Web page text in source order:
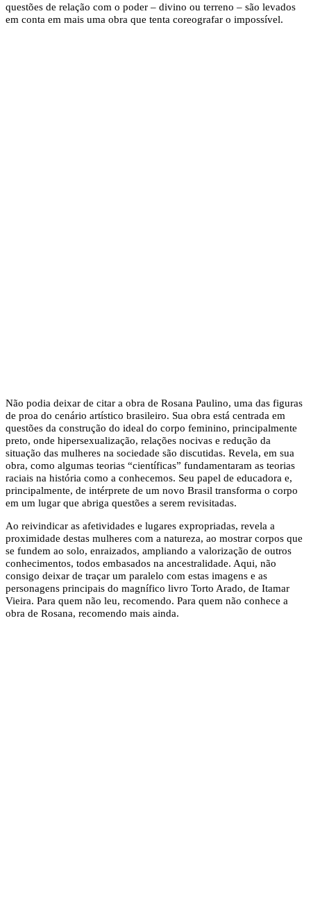
questões de relação com o poder – divino ou terreno – são levados
em conta em mais uma obra que tenta coreografar o impossível.
Não podia deixar de citar a obra de Rosana Paulino, uma das figuras
de proa do cenário artístico brasileiro. Sua obra está centrada em
questões da construção do ideal do corpo feminino, principalmente
preto, onde hipersexualização, relações nocivas e redução da
situação das mulheres na sociedade são discutidas. Revela, em sua
obra, como algumas teorias “científicas” fundamentaram as teorias
raciais na história como a conhecemos. Seu papel de educadora e,
principalmente, de intérprete de um novo Brasil transforma o corpo
em um lugar que abriga questões a serem revisitadas.
Ao reivindicar as afetividades e lugares expropriadas, revela a
proximidade destas mulheres com a natureza, ao mostrar corpos que
se fundem ao solo, enraizados, ampliando a valorização de outros
conhecimentos, todos embasados na ancestralidade. Aqui, não
consigo deixar de traçar um paralelo com estas imagens e as
personagens principais do magnífico livro Torto Arado, de Itamar
Vieira. Para quem não leu, recomendo. Para quem não conhece a
obra de Rosana, recomendo mais ainda.